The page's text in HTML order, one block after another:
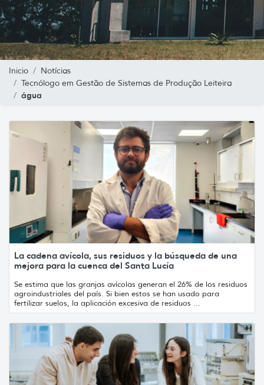
Inicio
Notícias
Tecnólogo em Gestão de Sistemas de Produção Leiteira
água
La cadena avícola, sus residuos y la búsqueda de una
mejora para la cuenca del Santa Lucía
Se estima que las granjas avícolas generan el 26% de los residuos
agroindustriales del país. Si bien estos se han usado para
fertilizar suelos, la aplicación excesiva de residuos ...